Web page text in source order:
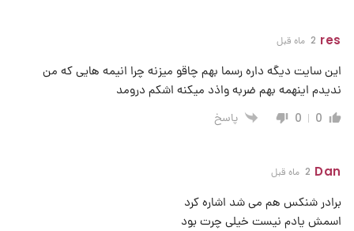
res 2 ماه قبل
این سایت دیگه داره رسما بهم چاقو میزنه چرا انیمه هایی که من
ندیدم اینهمه بهم ضربه واذد میکنه اشکم درومد
0
0 پاسخ
Dan 2 ماه قبل
برادر شنکس هم می شد اشاره کرد
اسمش یادم نیست خیلی چرت بود